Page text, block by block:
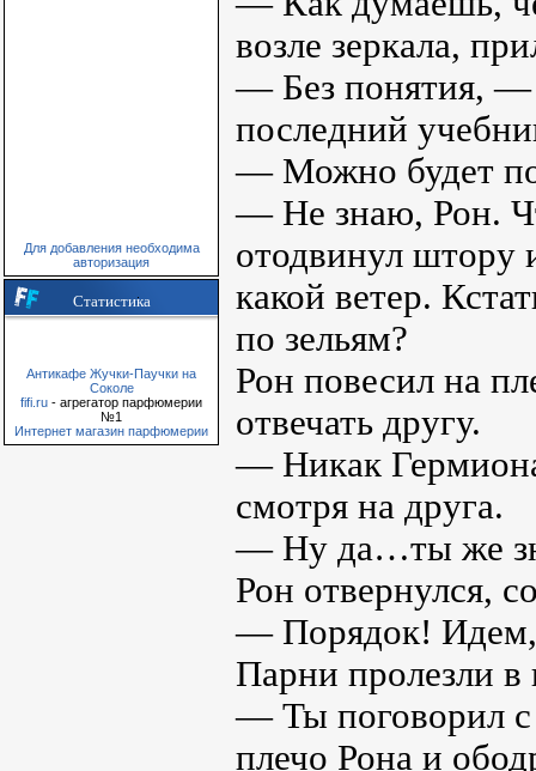
Для добавления необходима
авторизация
Статистика
Антикафе Жучки-Паучки на
Соколе
fifi.ru - агрегатор парфюмерии
№1
Интернет магазин парфюмерии
возле зеркала,
— Без понятия, —
последний
— Можно будет
— Не знаю, Рон.
отодвинул штору
какой ветер.
по зельям?
Рон повесил на
отвечать другу.
— Никак
смотря на друга.
— Ну да…ты же
Рон отвернулся,
— Порядок! Идем,
Парни пролезли
— Ты поговорил
плечо Рона и